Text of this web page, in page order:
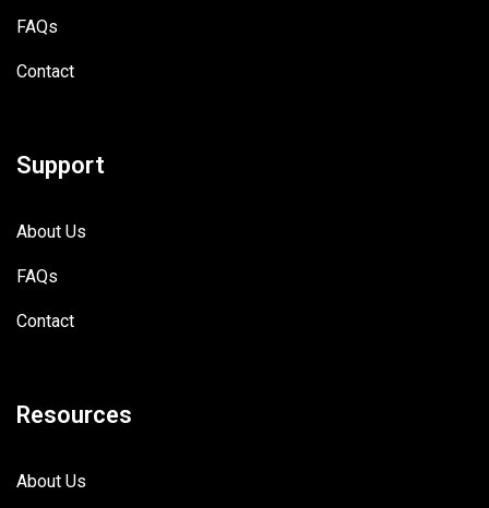
FAQs
Contact
Support
About Us
FAQs
Contact
Resources
About Us